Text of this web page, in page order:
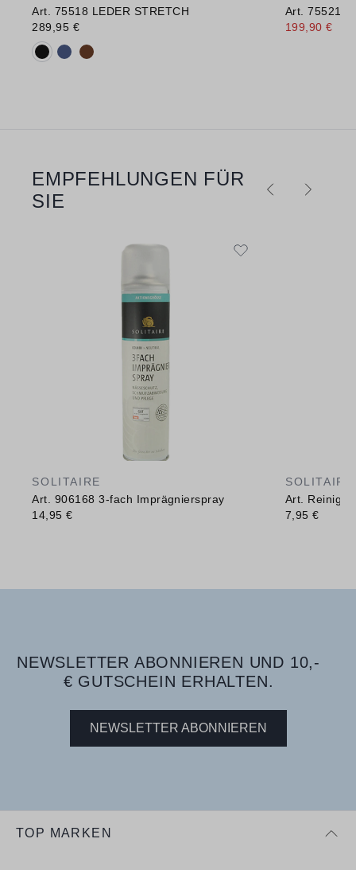
Art. 75518 LEDER STRETCH
289,95 €
Verfügbare Farbvarianten:
Art. 75521
199,90 €
Produktgalerie überspringen
EMPFEHLUNGEN FÜR
SIE
SOLITAIRE
Art. 906168 3-fach Imprägnierspray
14,95 €
SOLITAIRE
Art.
7,95 €
NEWSLETTER ABONNIEREN UND 10,-
€ GUTSCHEIN ERHALTEN.
NEWSLETTER ABONNIEREN
TOP MARKEN